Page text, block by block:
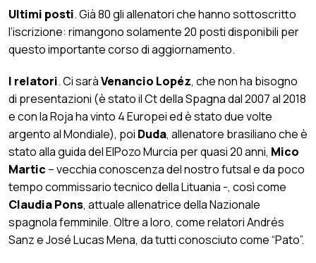
Ultimi posti. Già 80 gli allenatori che hanno sottoscritto
l’iscrizione: rimangono solamente 20 posti disponibili per
questo importante corso di aggiornamento.
I relatori. Ci saràVenancio Lopéz, che non ha bisogno
di presentazioni (è stato il Ct della Spagna dal 2007 al 2018
e con la Roja ha vinto 4 Europei ed è stato due volte
argento al Mondiale), poi Duda, allenatore brasiliano che è
stato alla guida del ElPozo Murcia per quasi 20 anni, Mico
Martic – vecchia conoscenza del nostro futsal e da poco
tempo commissario tecnico della Lituania -, così come
ClaudiaPons, attuale allenatrice della Nazionale
spagnola femminile. Oltre a loro, come relatori Andrés
Sanz e José Lucas Mena, da tutti conosciuto come “Pato”.